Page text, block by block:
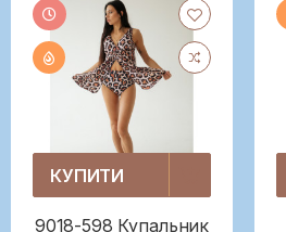
КУПИТИ
9018-598 Купальник